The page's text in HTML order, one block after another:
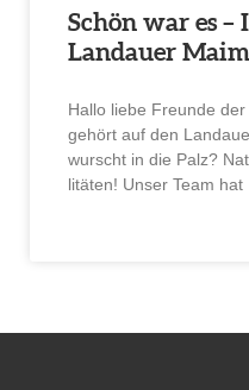
Schön war es –
Landauer
Hallo liebe Freunde
gehört auf den
wurscht in die Palz?
li­täten! Unser Team hat